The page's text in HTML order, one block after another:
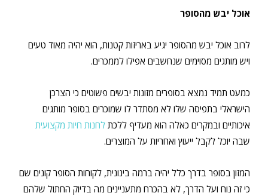
אוכל יבש מהסופר
לרוב אוכל יבש מהסופר יגיע באריזות קטנות, הוא יהיה מאוד טעים
ויש מותגים מסוימים שנחשבים אפילו לממכרים.
כמעט תמיד נמצא בסופרים מזונות יבשים פשוטים כי הצרכן
הישראלי בתפיסה שלו לא מסתדר לו שמוכרים בסופר מותגים
איכותיים ובמקרים כאלה הוא מעדיף ללכת לחנות חיות מקצועית
שבה יוכל לקבל ייעוץ ואחריות על המוצרים.
המזון בסופר בדרך כלל יהיה ברמה בינונית, לקוחות הסופר קונים שם
כי זה נוח ועל הדרך, לא בהכרח מתעניינים מה בדיוק החתול שלהם